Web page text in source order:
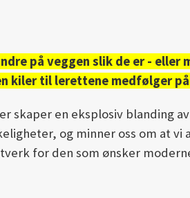
på veggen slik de er - eller
kiler til lerettene medfølger på
skaper en eksplosiv blanding
og minner oss om at vi
for den som ønsker